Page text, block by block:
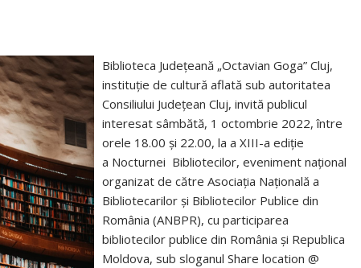
Biblioteca Judeţeană „Octavian Goga” Cluj,
instituție de cultură aflată sub autoritatea
Consiliului Județean Cluj, invită publicul
interesat sâmbătă, 1 octombrie 2022, între
orele 18.00 şi 22.00, la a XIII-a ediție
a Nocturnei Bibliotecilor, eveniment național
organizat de către Asociația Națională a
Bibliotecarilor şi Bibliotecilor Publice din
România (ANBPR), cu participarea
bibliotecilor publice din România și Republica
Moldova, sub sloganul Share location @